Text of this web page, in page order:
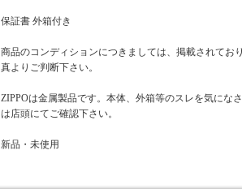
保証書 外箱付き
商品のコンディションにつきましては、掲載されてお
真よりご判断下さい。
ZIPPOは金属製品です。本体、外箱等のスレを気にな
は店頭にてご確認下さい。
新品・未使用